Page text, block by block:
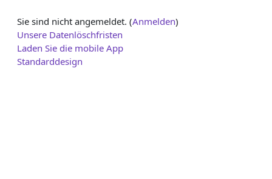
Sie sind nicht angemeldet. (Anmelden)
Unsere Datenlöschfristen
Laden Sie die mobile App
Standarddesign